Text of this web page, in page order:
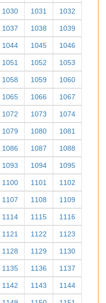
1030 1031 1032
1037 1038 1039
1044 1045 1046
1051 1052 1053
1058 1059 1060
1065 1066 1067
1072 1073 1074
1079 1080 1081
1086 1087 1088
1093 1094 1095
1100 1101 1102
1107 1108 1109
1114 1115 1116
1121 1122 1123
1128 1129 1130
1135 1136 1137
1142 1143 1144